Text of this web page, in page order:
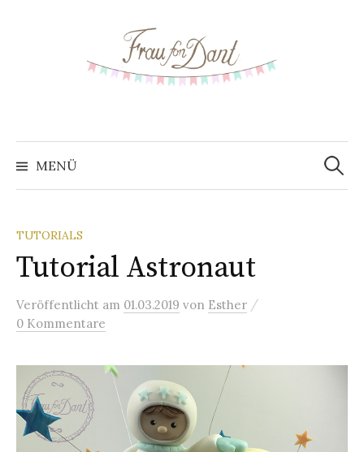
e
z
u
I
h
l
MENÜ S
TUTORIALS
Tutorial Astronaut
Veröffentlicht am 01.03.2019 von Esther /
0 Kommentare